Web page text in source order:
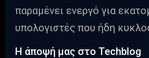
παραμένει ενεργό για
υπολογιστές που ήδη
Η άποψή μας στο Techblog